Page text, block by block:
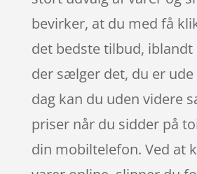
bevirker, at du med få
det bedste tilbud, iblandt
der sælger det, du er ude
dag kan du uden videre
priser når du sidder på
din mobiltelefon. Ved at